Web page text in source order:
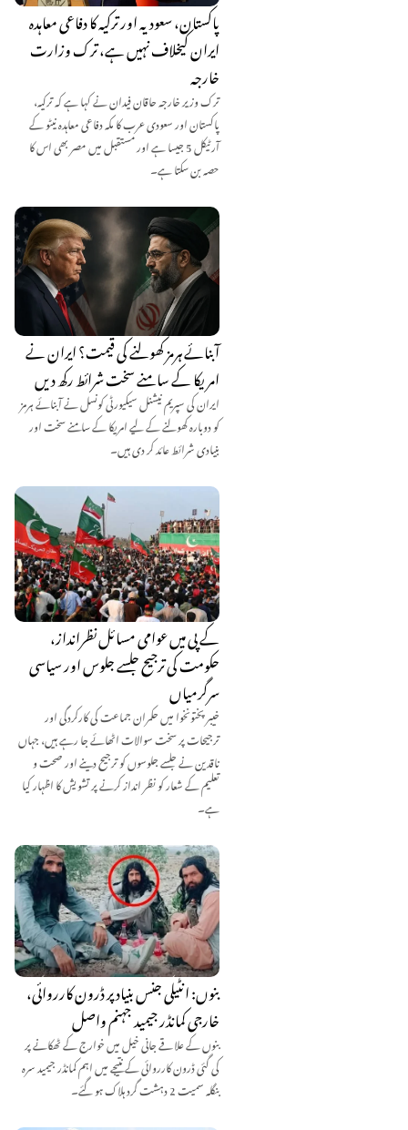
پاکستان، سعودیہ اور ترکیہ کا دفاعی معاہدہ
ایران کیخلاف نہیں ہے، ترک وزارت
خارجہ
ترک وزیر خارجہ حاقان فیدان نے کہا ہے کہ ترکیہ،
پاکستان اور سعودی عرب کا مکہ دفاعی معاہدہ نیٹو کے
آرٹیکل 5 جیسا ہے اور مستقبل میں مصر بھی اس کا
حصہ بن سکتا ہے۔
آبنائے ہرمز کھولنے کی قیمت؟ ایران نے
امریکا کے سامنے سخت شرائط رکھ دیں
ایران کی سپریم نیشنل سیکیورٹی کونسل نے آبنائے ہرمز
کو دوبارہ کھولنے کے لیے امریکا کے سامنے سخت اور
بنیادی شرائط عائد کر دی ہیں۔
کے پی میں عوامی مسائل نظرانداز،
حکومت کی ترجیح جلسے جلوس اور سیاسی
سرگرمیاں
خیبر پختونخوا میں حکمران جماعت کی کارکردگی اور
ترجیحات پر سخت سوالات اٹھائے جا رہے ہیں، جہاں
ناقدین نے جلسے جلوسوں کو ترجیح دینے اور صحت و
تعلیم کے شعار کو نظر انداز کرنے پر تشویش کا اظہار کیا
ہے۔
بنوں: انٹیلی جنس بنیاد پر ڈرون کارروائی،
خارجی کمانڈر جیمید جہنم واصل
بنوں کے علاقے جانی خیل میں خوارج کے ٹھکانے پر
کی گئی ڈرون کارروائی کے نتیجے میں اہم کمانڈر جیمید سرہ
بنگلہ سمیت 2 دہشت گرد ہلاک ہو گئے۔